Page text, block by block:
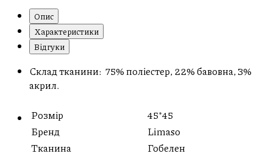
Опис
Характеристики
Відгуки
Склад тканини: 75% поліестер, 22% бавовна, 3%
акрил.
Розмір
45*45
Бренд
Limaso
Тканина
Гобелен